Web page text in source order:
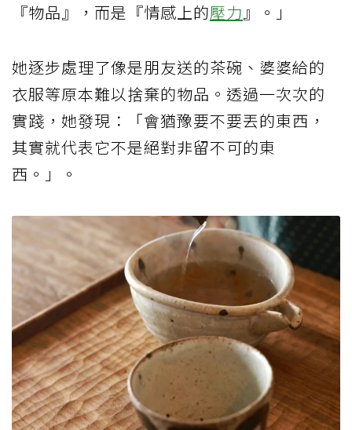
『物品』，而是『情感上的壓力』。」
她逐步處理了像是朋友送的茶碗、婆婆給的
衣服等原本難以捨棄的物品。透過一次次的
實踐，她發現：「會猶豫要不要丟的東西，
其實就代表它不是絕對非留不可的東
西。」。